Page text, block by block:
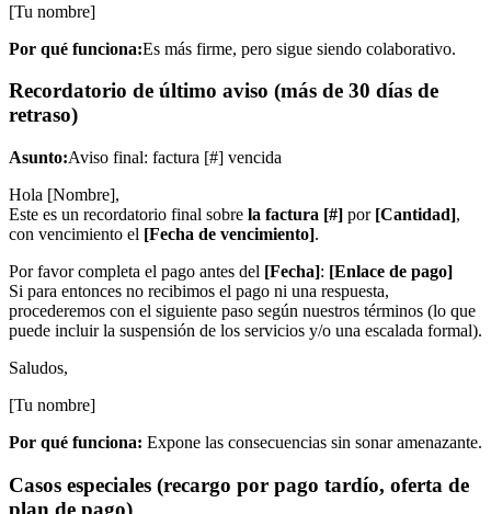
[Tu nombre]
Por qué funciona:Es más firme, pero sigue siendo colaborativo.
Recordatorio de último aviso (más de 30 días de
retraso)
Asunto:Aviso final: factura [#] vencida
Hola [Nombre],
Este es un recordatorio final sobre la factura [#] por [Cantidad],
con vencimiento el [Fecha de vencimiento].
Por favor completa el pago antes del [Fecha]: [Enlace de pago]
Si para entonces no recibimos el pago ni una respuesta,
procederemos con el siguiente paso según nuestros términos (lo que
puede incluir la suspensión de los servicios y/o una escalada formal).
Saludos,
[Tu nombre]
Por qué funciona: Expone las consecuencias sin sonar amenazante.
Casos especiales (recargo por pago tardío, oferta de
plan de pago)